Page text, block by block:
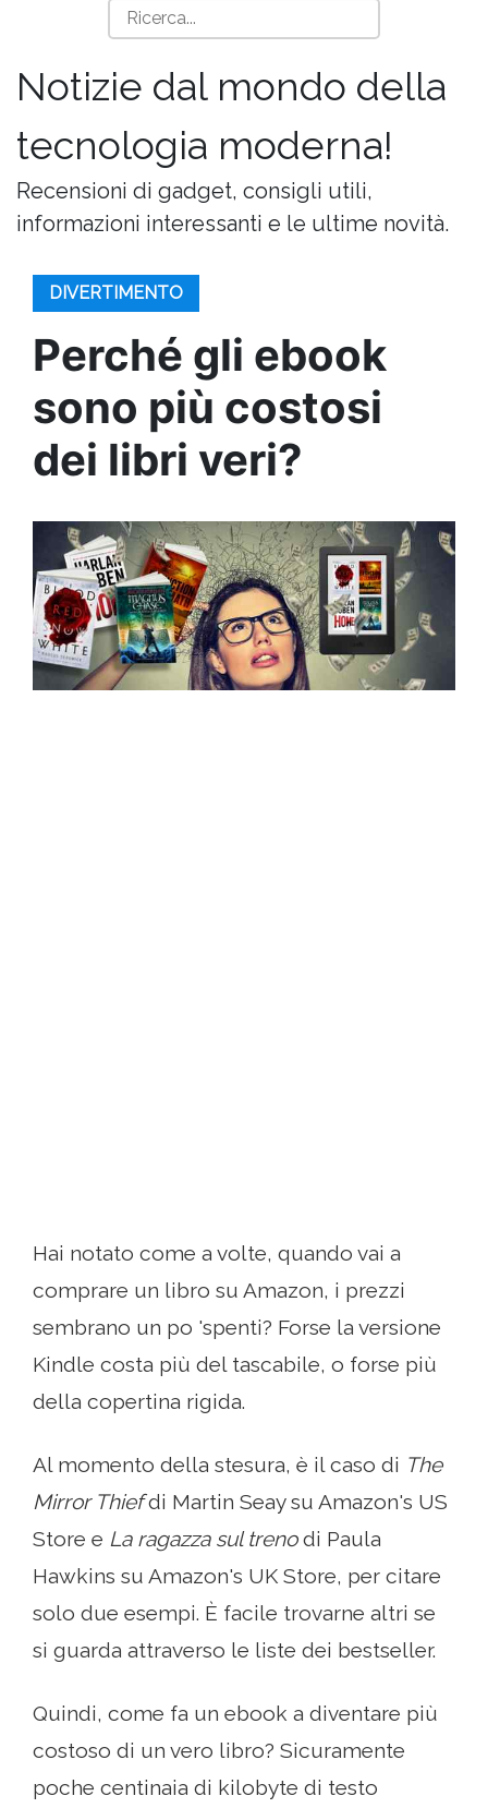
Notizie dal mondo della
tecnologia moderna!
Recensioni di gadget, consigli utili,
informazioni interessanti e le ultime novità.
DIVERTIMENTO
Perché gli ebook
sono più costosi
dei libri veri?
Hai notato come a volte, quando vai a
comprare un libro su Amazon, i prezzi
sembrano un po 'spenti? Forse la versione
Kindle costa più del tascabile, o forse più
della copertina rigida.
Al momento della stesura, è il caso di The
Mirror Thiefdi Martin Seay su Amazon's US
Store e La ragazza sul trenodi Paula
Hawkins su Amazon's UK Store, per citare
solo due esempi. È facile trovarne altri se
si guarda attraverso le liste dei bestseller.
Quindi, come fa un ebook a diventare più
costoso di un vero libro? Sicuramente
poche centinaia di kilobyte di testo